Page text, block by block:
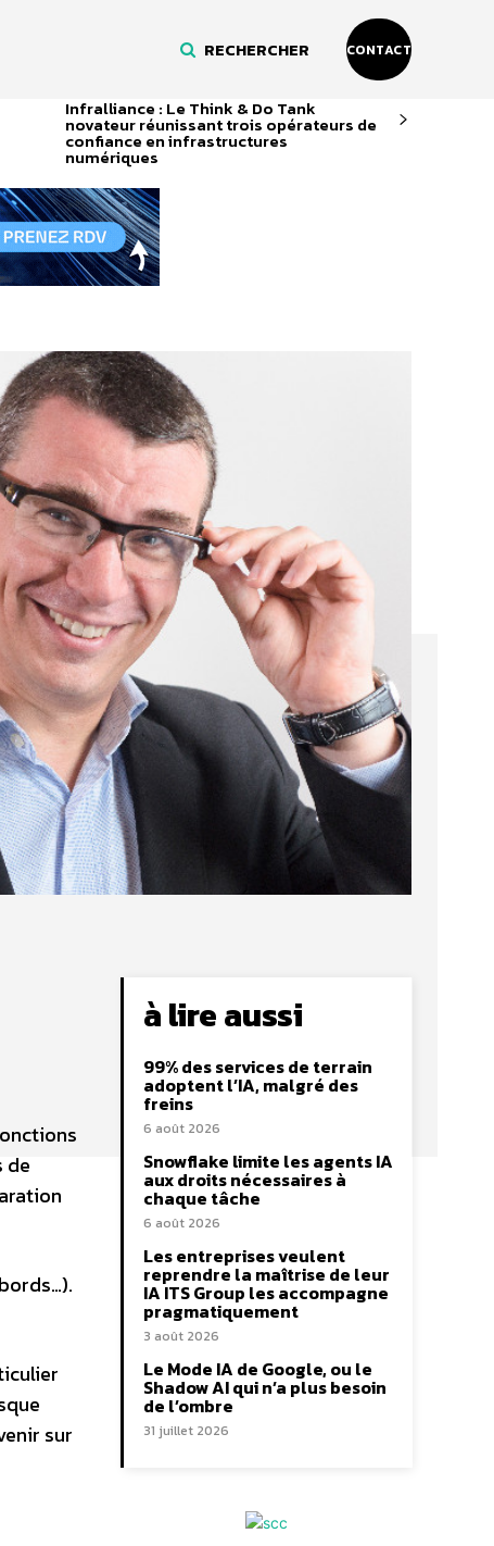
RECHERCHER CONTACT
Infralliance : Le Think & Do Tank
novateur réunissant trois opérateurs de
confiance en infrastructures
numériques
de
sur
à lire aussi
99% des services de terrain
adoptent l’IA, malgré des
freins
6 août 2026
Snowflake limite les agents IA
aux droits nécessaires à
chaque tâche
6 août 2026
Les entreprises veulent
reprendre la maîtrise de leur
IA ITS Group les accompagne
pragmatiquement
3 août 2026
Le Mode IA de Google, ou le
Shadow AI qui n’a plus besoin
de l’ombre
31 juillet 2026